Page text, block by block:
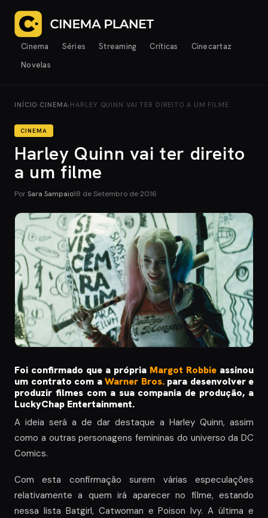
Cinema Séries Streaming Críticas
Cinecartaz
Novelas
INÍCIO› CINEMA› HARLEY QUINN VAI TER DIREITO A UM FILME
CINEMA
Harley Quinn vai ter direito
a um filme
Por Sara Sampaio18 de Setembro de 2016
Foi confirmado que a própria Margot Robbie assinou
um contrato com aWarner Bros.para desenvolver e
produzir filmes com a sua compania de produção, a
LuckyChap Entertainment.
A ideia será a de dar destaque a Harley Quinn, assim
como a outras personagens femininas do universo da DC
Comics.
Com esta confirmação surem várias especulações
relativamente a quem irá aparecer no filme, estando
nessa lista Batgirl, Catwoman e Poison Ivy. A última e